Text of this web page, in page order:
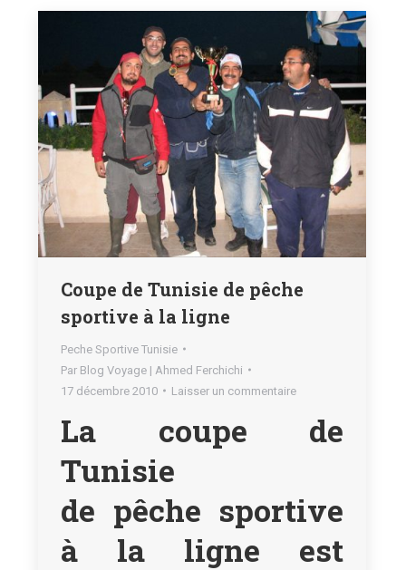
Coupe de Tunisie de pêche
sportive à la ligne
Peche Sportive Tunisie
Par Blog Voyage | Ahmed Ferchichi
17 décembre 2010
Laisser un commentaire
La coupe de
Tunisie
de pêche sportive
à la ligne est